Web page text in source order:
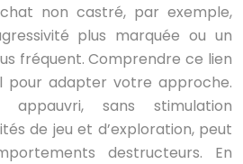
non castré, par exemple,
plus marquée ou un
fréquent. Comprendre ce lien
pour adapter votre approche.
appauvri, sans stimulation
de jeu et d’exploration, peut
destructeurs. En